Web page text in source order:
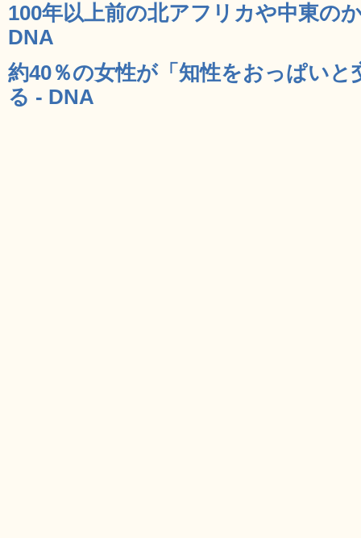
100年以上前の北アフリカや中東の
DNA
約40％の女性が「知性をおっぱい
る - DNA